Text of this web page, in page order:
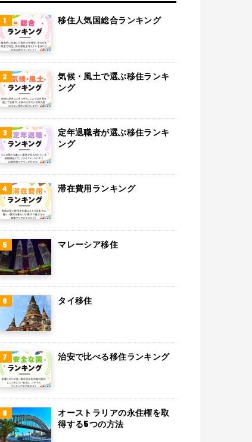
オランダ
グアム
パラグアイ
スウェーデン
ボリビア
ロシア
アイルランド
フィンランド
チェコ
デンマーク
移住人気国総合ランキング
気候・風土で選ぶ移住ランキ
ング
定年退職者が選ぶ移住ランキ
ング
滞在費用ランキング
マレーシア移住
タイ移住
治安で比べる移住ランキング
オーストラリアの永住権を取
得する5つの方法